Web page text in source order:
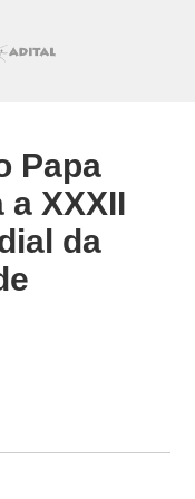
Papa
XXXII
da